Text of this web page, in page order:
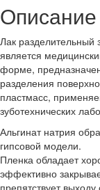
Лак разделительный
является
форме,
разделения
пластмасс,
зуботехнических
Альгинат натрия
гипсовой модели.
Пленка обладает
эффективно
препятствует